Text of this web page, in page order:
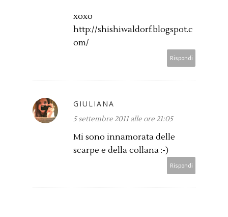
xoxo
http://shishiwaldorf.blogspot.c
om/
Rispondi
GIULIANA
5 settembre 2011 alle ore 21:05
Mi sono innamorata delle
scarpe e della collana :-)
Rispondi